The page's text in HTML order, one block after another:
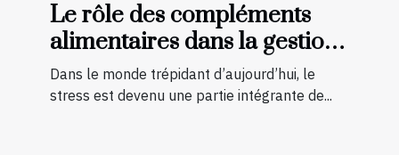
Le rôle des compléments
alimentaires dans la gestion
du stress
Dans le monde trépidant d’aujourd’hui, le
stress est devenu une partie intégrante de...